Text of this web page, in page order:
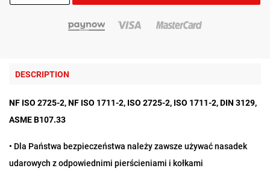
DESCRIPTION
NF ISO 2725-2, NF ISO 1711-2, ISO 2725-2, ISO 1711-2, DIN 3129,
ASME B107.33
• Dla Państwa bezpieczeństwa należy zawsze używać nasadek
udarowych z odpowiednimi pierścieniami i kołkami